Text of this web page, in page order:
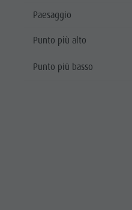
Paesaggio
Punto più alto
Punto più basso